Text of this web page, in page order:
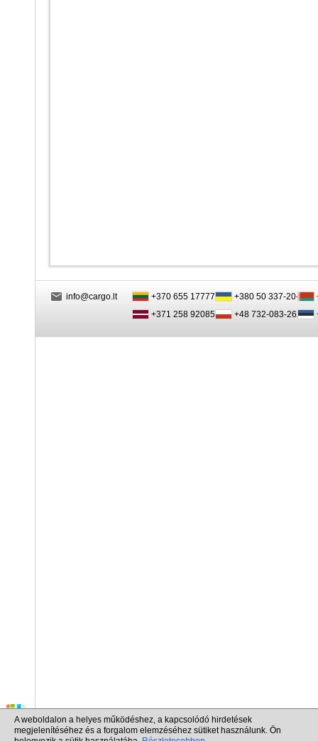
info@cargo.lt
+370 655 17777
+371 258 92085
+380 50 337-20-47
+48 732-083-262
A weboldalon a helyes működéshez, a kapcsolódó hirdetések
megjelenítéséhez és a forgalom elemzéséhez sütiket használunk. Ön